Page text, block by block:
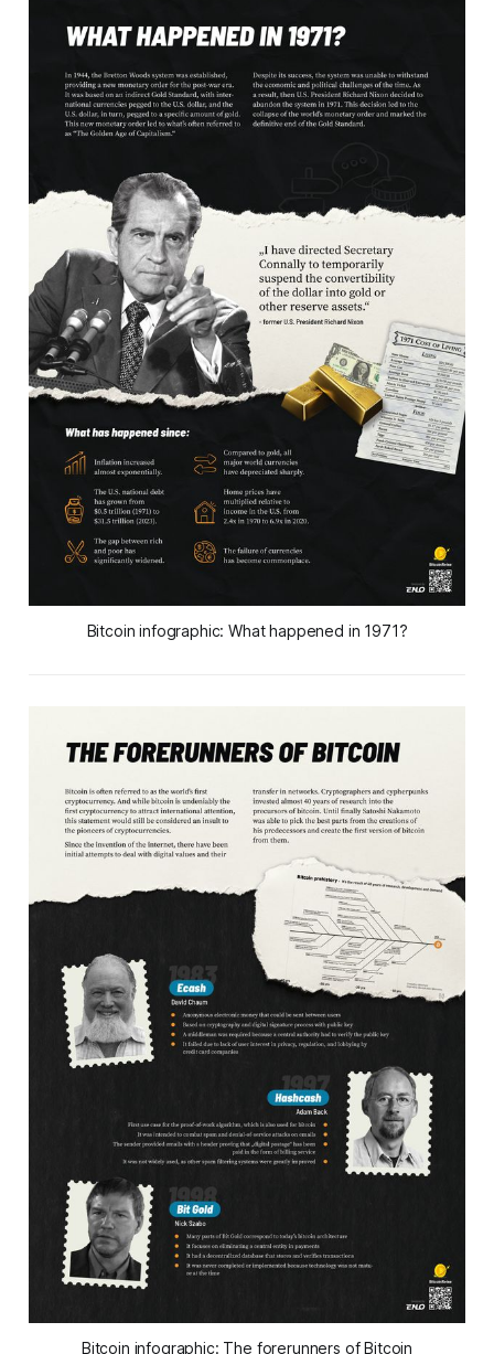
Bitcoin infographic: What happened in 1971?
Bitcoin infographic: The forerunners of Bitcoin